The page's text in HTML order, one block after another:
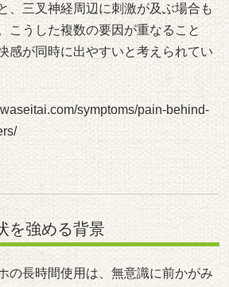
、三叉神経周辺に刺激が及ぶ場合も
こうした複数の要因が重なること
感が同時に出やすいと考えられてい
symptoms/pain-behind-
を強める背景
の長時間使用は、無意識に前かがみ